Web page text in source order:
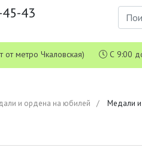
43
от метро Чкаловская) С 9:00
и ордена на юбилей Медали и